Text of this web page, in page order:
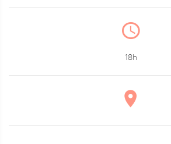
18h